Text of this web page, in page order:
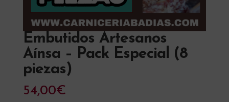
Embutidos Artesanos
Aínsa – Pack Especial (8
piezas)
54,00€